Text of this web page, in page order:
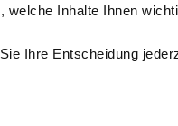
welche Inhalte Ihnen
Ihre Entscheidung